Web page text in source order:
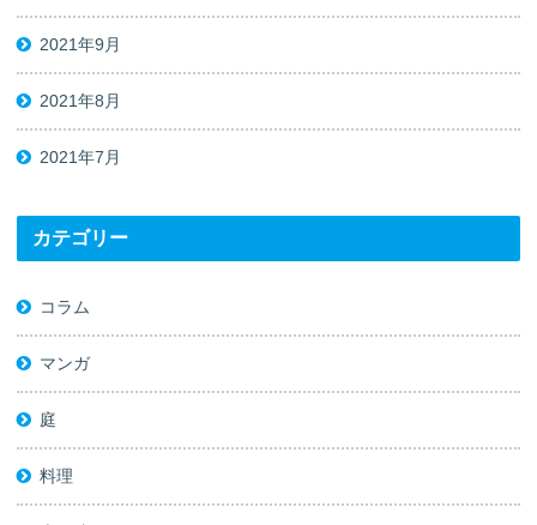
2021年9月
2021年8月
2021年7月
カテゴリー
コラム
マンガ
庭
料理